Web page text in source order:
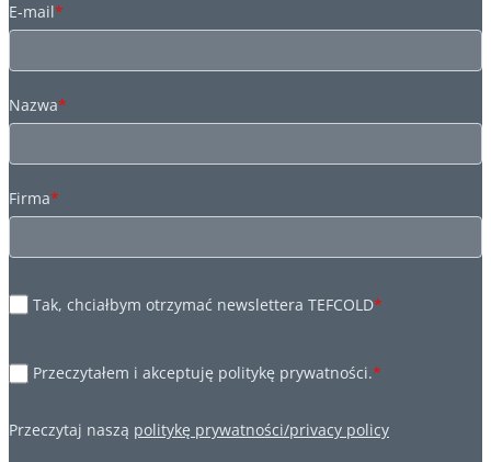
E-mail*
Nazwa*
Firma*
Tak, chciałbym otrzymać newslettera TEFCOLD*
Przeczytałem i akceptuję politykę prywatności.*
Przeczytaj naszą politykę prywatności/privacy policy